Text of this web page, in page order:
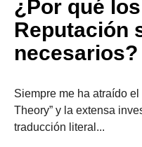
¿Por qué
Reputación
Siempre me ha atraído
Theory” y la extensa
traducción literal...